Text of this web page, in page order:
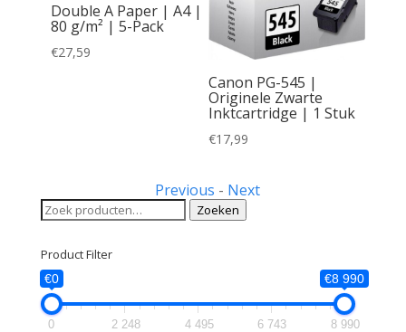
Double A Paper | A4 |
80 g/m² | 5-Pack
€27,59
Canon PG-545 |
Originele Zwarte
Inktcartridge | 1 Stuk
€17,99
Previous - Next
Zoeken
naar:
Zoeken
Product Filter
€0 €8 990
0 2 248 4 495 6 743 8 990